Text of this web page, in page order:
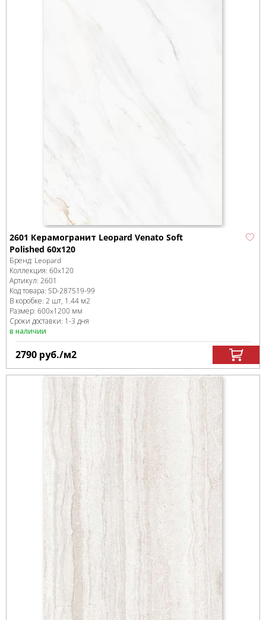
2601 Керамогранит Leopard Venato Soft
Polished 60x120
Бренд: Leopard
Коллекция: 60x120
Артикул: 2601
Код товара: SD-287519-99
В коробке: 2 шт, 1.44 м2
Размер: 600x1200 мм
Сроки доставки: 1-3 дня
в наличии
2790 руб./м2